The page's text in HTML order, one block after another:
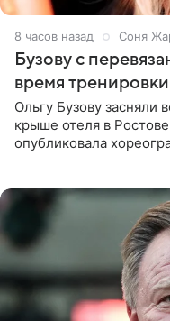
8 часов назад Соня
Бузову с
время
Ольгу Бузову засняли
крыше отеля в
опубликовала